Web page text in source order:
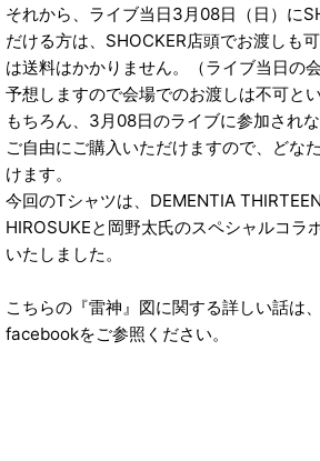
それから、ライブ当日3月08日（日）に
だける方は、SHOCKER店頭でお渡しも
は送料はかかりません。（ライブ当日の
予想しますので会場でのお渡しは不可とい
もちろん、3月08日のライブに参加され
ご自由にご購入いただけますので、どな
けます。
今回のTシャツは、DEMENTIA
HIROSUKEと岡野太氏のスペシャルコラ
いたしました。
こちらの『雷神』図に関する詳しい話は
facebookをご参照ください。